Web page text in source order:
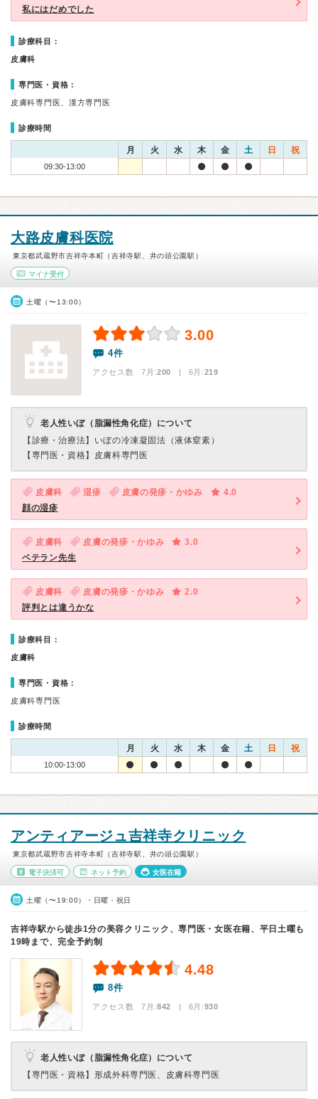
私にはだめでした
診療科目：
皮膚科
専門医・資格：
皮膚科専門医、漢方専門医
診療時間
月 火 水 木 金 土 日 祝
09:30-13:00
大路皮膚科医院
東京都武蔵野市吉祥寺本町（吉祥寺駅、井の頭公園駅）
マイナ受付
土曜（〜13:00）
3.00
4件
アクセス数 7月:200 | 6月:219
老人性いぼ（脂漏性角化症）について
【診療・治療法】 いぼの冷凍凝固法（液体窒素）
【専門医・資格】 皮膚科専門医
皮膚科 湿疹 皮膚の発疹・かゆみ
4.0
顔の湿疹
皮膚科 皮膚の発疹・かゆみ
3.0
ベテラン先生
皮膚科 皮膚の発疹・かゆみ
2.0
評判とは違うかな
診療科目：
皮膚科
専門医・資格：
皮膚科専門医
診療時間
月 火 水 木 金 土 日 祝
10:00-13:00
アンティアージュ吉祥寺クリニック
東京都武蔵野市吉祥寺本町（吉祥寺駅、井の頭公園駅）
電子決済可 ネット予約 女医在籍
土曜（〜19:00）・日曜・祝日
吉祥寺駅から徒歩1分の美容クリニック、専門医・女医在籍、平日土曜も
19時まで、完全予約制
4.48
8件
アクセス数 7月:842 | 6月:930
老人性いぼ（脂漏性角化症）について
【専門医・資格】 形成外科専門医、皮膚科専門医